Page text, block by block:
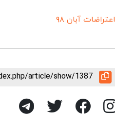
اعتراضات آبان ۹۸
article/show/1387